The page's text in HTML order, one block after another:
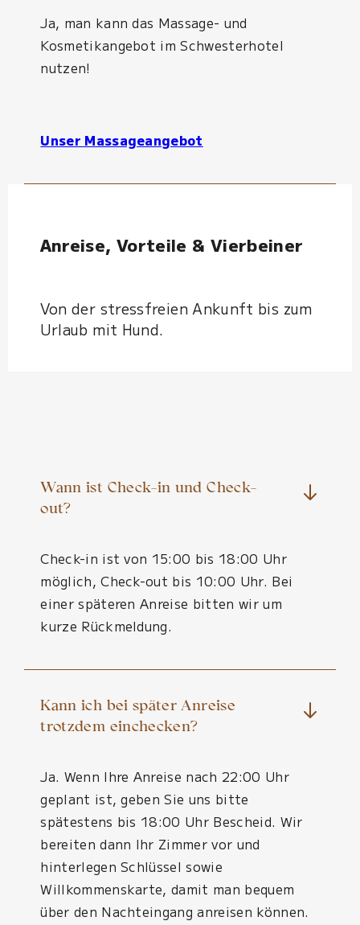
Ja, man kann das Massage- und
Kosmetikangebot im Schwesterhotel
nutzen!
Unser Massageangebot
Anreise, Vorteile & Vierbeiner
Von der stressfreien Ankunft bis zum
Urlaub mit Hund.
Wann ist Check-in und Check-
out?
Check-in ist von 15:00 bis 18:00 Uhr
möglich, Check-out bis 10:00 Uhr. Bei
einer späteren Anreise bitten wir um
kurze Rückmeldung.
Kann ich bei später Anreise
trotzdem einchecken?
Ja. Wenn Ihre Anreise nach 22:00 Uhr
geplant ist, geben Sie uns bitte
spätestens bis 18:00 Uhr Bescheid. Wir
bereiten dann Ihr Zimmer vor und
hinterlegen Schlüssel sowie
Willkommenskarte, damit man bequem
über den Nachteingang anreisen können.